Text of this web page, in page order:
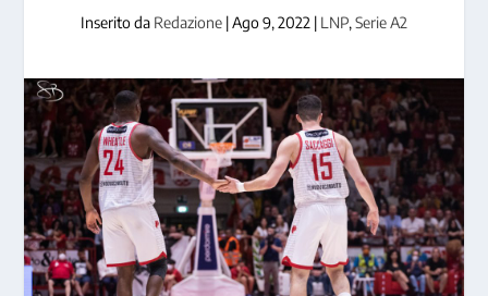
Inserito da Redazione |Ago 9, 2022 | LNP, Serie A2